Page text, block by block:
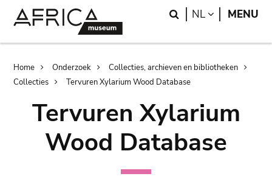
Search
NL LANGUAGE
MENU
Breadcrumb
Home Onderzoek
Collecties, archieven en bibliotheken
Collecties
Tervuren Xylarium Wood Database
Tervuren Xylarium
Wood Database